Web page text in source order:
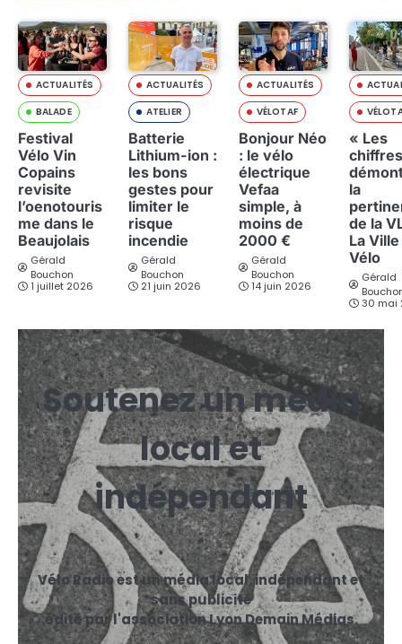
ACTUALITÉS
BALADE
Festival
Vélo Vin
Copains
revisite
l’oenotouris
me dans le
Beaujolais
Gérald
Bouchon
1 juillet 2026
ACTUALITÉS
ATELIER
Batterie
Lithium-ion :
les bons
gestes pour
limiter le
risque
incendie
Gérald
Bouchon
21 juin 2026
ACTUALITÉS
VÉLOTAF
Bonjour Néo
: le vélo
électrique
Vefaa
simple, à
moins de
2000 €
Gérald
Bouchon
14 juin 2026
« Les
chiffres
la
de la
La Ville
Vélo
Gérald
30 mai
Soutenez un média
local et
indépendant
Vélo Radio est un média local, indépendant et
sans publicité
édité par l'association Lyon Demain Médias.